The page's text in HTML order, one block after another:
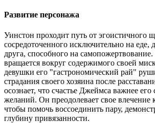
Развитие персонажа
Уинстон проходит путь от эгоистичного
сосредоточенного исключительно на еде,
друга, способного на
вращается вокруг содержимого своей
девушки его "гастрономический рай"
страдания своего хозяина после
осознает, что счастье Джеймса важнее
желаний. Он преодолевает свое влечение
чтобы помочь воссоединить пару,
глубину привязанности.